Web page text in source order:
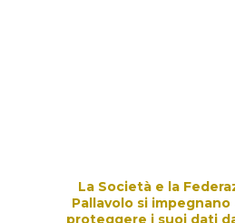
La Società e la
Pallavolo si
proteggere i suoi dati